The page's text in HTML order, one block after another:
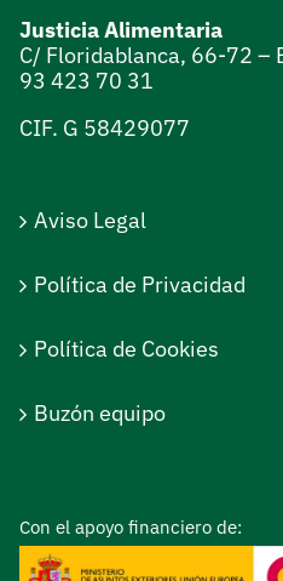
Justicia Alimentaria
C/ Floridablanca, 66-72 –
93 423 70 31
CIF. G 58429077
Aviso Legal
Política de Privacidad
Política de Cookies
Buzón equipo
Con el apoyo financiero de: